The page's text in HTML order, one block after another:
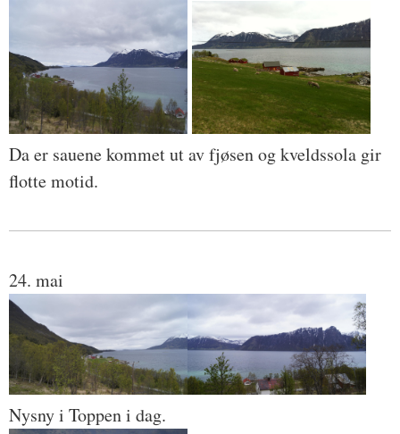
Da er sauene kommet ut av fjøsen og kveldssola gir
flotte motid.
24. mai
Nysny i Toppen i dag.